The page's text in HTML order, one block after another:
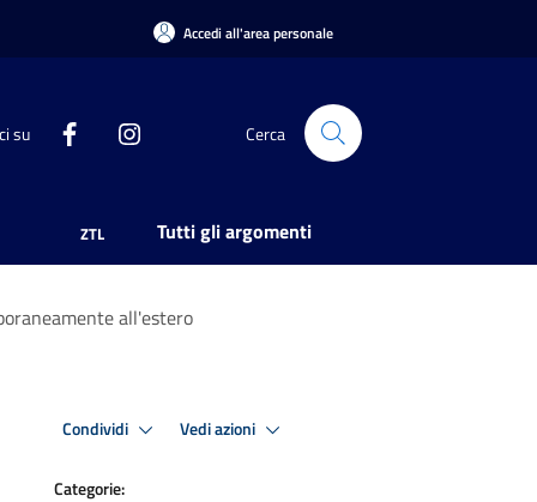
Accedi all'area personale
su Cerca
ZTL Tutti gli argomenti
all'estero
Condividi Vedi azioni
Categorie: